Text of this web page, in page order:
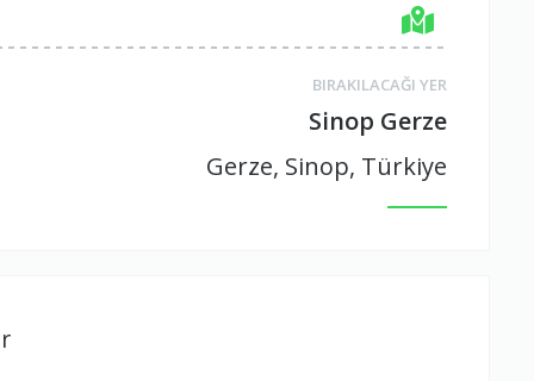
BIRAKILACAĞI YER
Sinop Gerze
Gerze, Sinop, Türkiye